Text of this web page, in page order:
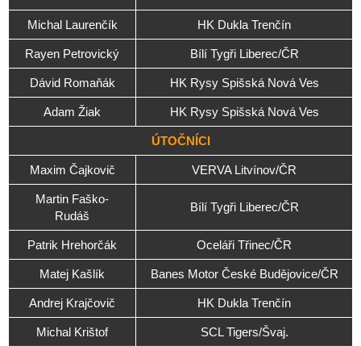
Michal Laurenčík HK Dukla Trenčín
Rayen Petrovický Bílí Tygři Liberec/ČR
Dávid Romaňák HK Rysy Spišská Nová Ves
Adam Žiak HK Rysy Spišská Nová Ves
ÚTOČNÍCI
Maxim Čajkovič VERVA Litvínov/ČR
Martin Faško-
Rudáš
Bílí Tygři Liberec/ČR
Patrik Hrehorčák Oceláři Třinec/ČR
Matej Kašlík Banes Motor České Budějovice/ČR
Andrej Krajčovič HK Dukla Trenčín
Michal Krištof SCL Tigers/Švaj.